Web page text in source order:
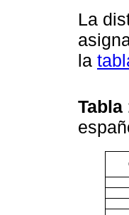
La
la
Tabla